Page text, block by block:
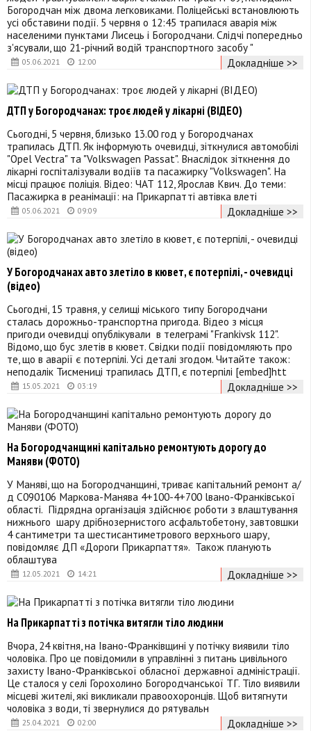
05.06.2021 12:00
Богородчан між двома легковиками. Поліцейські встановлюють
усі обставини події. 5 червня о 12:45 трапилася аварія між
населеними пунктами Лисець і Богородчани. Слідчі попередньо
з'ясували, що 21-річний водій транспортного засобу "
Докладніше >>
05.06.2021 09:09
ДТП у Богородчанах: троє людей у лікарні (ВІДЕО)
Сьогодні, 5 червня, близько 13.00 год у Богородчанах
трапилась ДТП. Як інформують очевидці, зіткнулися автомобілі
"Opel Vectra" та "Volkswagen Passat". Внаслідок зіткнення до
лікарні госпіталізували водіїв та пасажирку "Volkswagen". На
місці працює поліція. Відео: ЧАТ 112, Ярослав Квич. До теми:
Пасажирка в реанімації: на Прикарпатті автівка влеті
Докладніше >>
15.05.2021 03:19
У Богородчанах авто злетіло в кювет, є потерпілі, - очевидці
(відео)
Сьогодні, 15 травня, у селищі міського типу Богородчани
сталась дорожньо-транспортна пригода. Відео з місця
пригоди очевидці опублікували в телеграмі "Frankivsk 112".
Відомо, що бус злетів в кювет. Свідки події повідомляють про
те, що в аварії є потерпілі. Усі деталі згодом. Читайте також:
неподалік Тисмениці трапилась ДТП, є потерпілі [embed]htt
Докладніше >>
12.05.2021 14:21
На Богородчанщині капітально ремонтують дорогу до
Маняви (ФОТО)
У Маняві, що на Богородчанщині, триває капітальний ремонт а/
д С090106 Маркова-Манява 4+100-4+700 lвано-Франкiвської
області. Підрядна організація здійснює роботи з влаштування
нижнього шару дрібнозернистого асфальтобетону, завтовшки
4 сантиметри та шестисантиметрового верхнього шару,
повідомляє ДП «Дороги Прикарпаття». Також планують
облаштува
Докладніше >>
25.04.2021 02:00
На Прикарпатті з потічка витягли тіло людини
Вчора, 24 квітня, на Івано-Франківщині у потічку виявили тіло
чоловіка. Про це повідомили в управлінні з питань цивільного
захисту Івано-Франківської обласної державної адміністрації.
Це сталося у селі Горохолино Богородчанської ТГ. Тіло виявили
місцеві жителі, які викликали правоохоронців. Щоб витягнути
чоловіка з води, ті звернулися до рятувальн
Докладніше >>